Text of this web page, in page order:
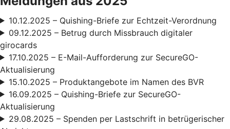
10.12.2025 – Quishing-Briefe zur Echtzeit-Verordnung
09.12.2025 – Betrug durch Missbrauch digitaler
girocards
17.10.2025 – E-Mail-Aufforderung zur SecureGO-
Aktualisierung
15.10.2025 – Produktangebote im Namen des BVR
16.09.2025 – Quishing-Briefe zur SecureGO-
Aktualisierung
29.08.2025 – Spenden per Lastschrift in betrügerischer